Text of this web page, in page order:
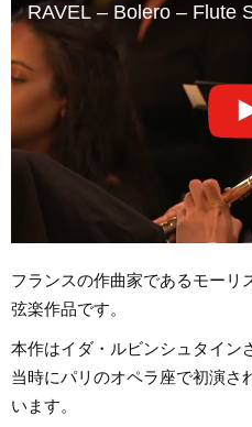
RAVEL – Bolero – Flute
フランスの作曲家であるモーリ
弦楽作品です。
本作はイダ・ルビンシュタイン
当時にパリのオペラ座で初演さ
います。